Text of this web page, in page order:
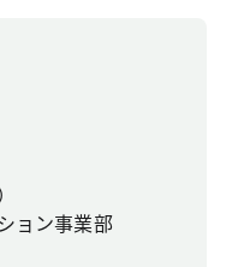
ョン事業部